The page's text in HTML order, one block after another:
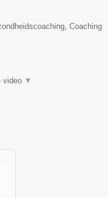
Coaching
video ▼